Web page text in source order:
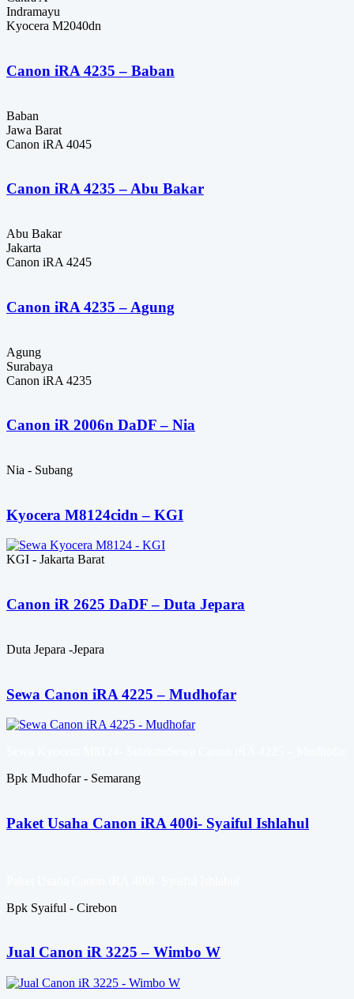
Indramayu
Kyocera M2040dn
Canon iRA 4235 – Baban
Baban
Jawa Barat
Canon iRA 4045
Canon iRA 4235 – Abu Bakar
Abu Bakar
Jakarta
Canon iRA 4245
Canon iRA 4235 – Agung
Agung
Surabaya
Canon iRA 4235
Canon iR 2006n DaDF – Nia
Nia - Subang
Kyocera M8124cidn – KGI
KGI - Jakarta Barat
Canon iR 2625 DaDF – Duta Jepara
Duta Jepara -Jepara
Sewa Canon iRA 4225 – Mudhofar
Bpk Mudhofar - Semarang
Paket Usaha Canon iRA 400i- Syaiful Ishlahul
Bpk Syaiful - Cirebon
Jual Canon iR 3225 – Wimbo W